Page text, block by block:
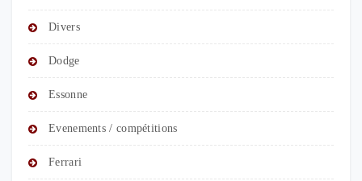
Divers
Dodge
Essonne
Evenements / compétitions
Ferrari